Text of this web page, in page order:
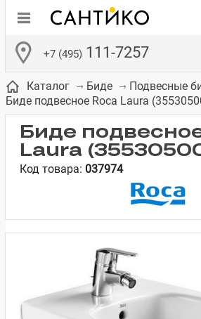
+7 (495) 111-7257
Бачки для
Сиденья для
унитазов
Смесители для
Зеркало-шкаф
Полки в ванную
комнату
Каталог Биде
Подвесные
Биде подвесное Roca Laura
Биде
Laura
Код товара: 037974